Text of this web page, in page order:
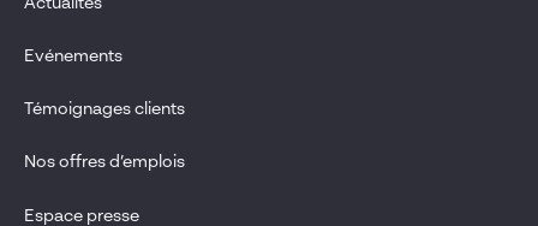
Evénements
Témoignages clients
Nos offres d’emplois
Espace presse